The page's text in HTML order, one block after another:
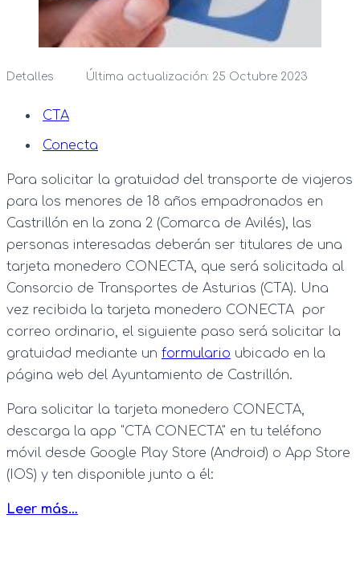
Detalles Última actualización: 25 Octubre 2023
CTA
Conecta
Para solicitar la gratuidad del transporte de viajeros
para los menores de 18 años empadronados en
Castrillón en la zona 2 (Comarca de Avilés), las
personas interesadas deberán ser titulares de una
tarjeta monedero CONECTA, que será solicitada al
Consorcio de Transportes de Asturias (CTA). Una
vez recibida la tarjeta monedero CONECTA por
correo ordinario, el siguiente paso será solicitar la
gratuidad mediante un formulario ubicado en la
página web del Ayuntamiento de Castrillón.
Para solicitar la tarjeta monedero CONECTA,
descarga la app "CTA CONECTA" en tu teléfono
móvil desde Google Play Store (Android) o App Store
(IOS) y ten disponible junto a él:
Leer más…